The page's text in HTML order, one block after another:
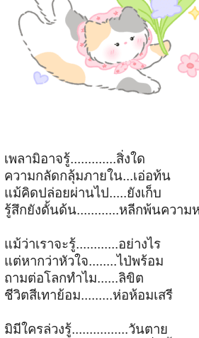
เพลามิอาจรู้.............สิ่งใด
ความกลัดกลุ้มภายใน...เอ่อท้น
แม้คิดปล่อยผ่านไป.....ยังเก็บ
รู้สึกยังดั้นด้น............หลีกพ้นความ
แม้ว่าเราจะรู้............อย่างไร
แต่หากว่าหัวใจ........ไป่พร้อม
ถามต่อโลกทำไม......ลิขิต
ชีวิตสีเทาย้อม.........ห่อห้อมเสรี
มิมีใครล่วงรู้................วันตาย